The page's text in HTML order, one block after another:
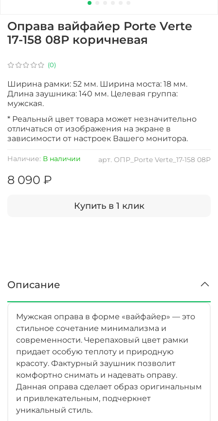
(0)
арт. ОПР_Porte Verte_17-158 08Р
Наличие: В наличии
Оправа вайфайер Porte Verte
17-158 08Р коричневая
8 090 ₽
Купить в 1 клик
Ширина рамки: 52 мм. Ширина моста: 18 мм.
Длина заушника: 140 мм. Целевая группа:
мужская.
* Реальный цвет товара может незначительно
отличаться от изображения на экране в
зависимости от настроек Вашего монитора.
Описание
Мужская оправа в форме «вайфайер» — это
стильное сочетание минимализма и
современности. Черепаховый цвет рамки
придает особую теплоту и природную
красоту. Фактурный заушник позволит
комфортно снимать и надевать оправу.
Данная оправа сделает образ оригинальным
и привлекательным, подчеркнет
уникальный стиль.